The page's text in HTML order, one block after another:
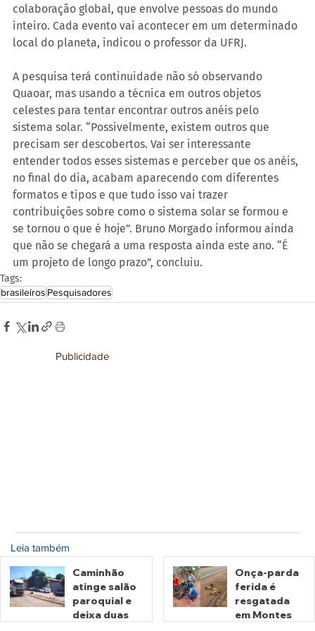
colaboração global, que envolve pessoas do mundo
inteiro. Cada evento vai acontecer em um determinado
local do planeta, indicou o professor da UFRJ.
A pesquisa terá continuidade não só observando
Quaoar, mas usando a técnica em outros objetos
celestes para tentar encontrar outros anéis pelo
sistema solar. “Possivelmente, existem outros que
precisam ser descobertos. Vai ser interessante
entender todos esses sistemas e perceber que os anéis,
no final do dia, acabam aparecendo com diferentes
formatos e tipos e que tudo isso vai trazer
contribuições sobre como o sistema solar se formou e
se tornou o que é hoje”. Bruno Morgado informou ainda
que não se chegará a uma resposta ainda este ano. “É
um projeto de longo prazo”, concluiu.
Tags:
brasileiros Pesquisadores
Publicidade
Leia também
Caminhão
atinge salão
paroquial e
deixa duas
Onça-parda
ferida é
resgatada
em Montes